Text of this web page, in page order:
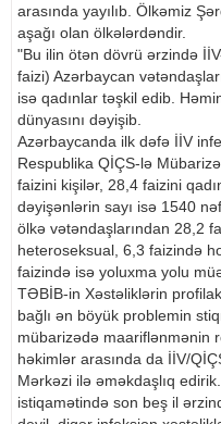
arasında yayılıb. Ölkəmiz
aşağı olan ölkələrdəndir.
"Bu ilin ötən dövrü ərzində
faizi) Azərbaycan
isə qadınlar təşkil edib.
dünyasını dəyişib.
Azərbaycanda ilk dəfə İİV
Respublika QİÇS-lə
faizini kişilər, 28,4 faizini
dəyişənlərin sayı isə 1540
ölkə vətəndaşlarından 28,2
heteroseksual, 6,3 faizində
faizində isə yoluxma yolu
TƏBİB-in Xəstəliklərin
bağlı ən böyük problemin
mübarizədə maariflənmənin
həkimlər arasında da İİV/
Mərkəzi ilə əməkdaşlıq
istiqamətində son beş il